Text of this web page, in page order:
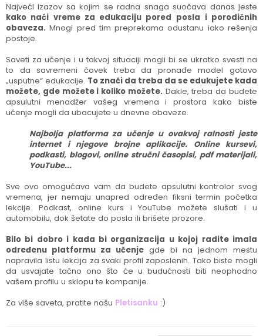
Najveći izazov sa kojim se radna snaga suočava danas jeste
kako naći vreme za edukaciju pored posla i porodičnih
obaveza. Mnogi pred tim preprekama odustanu iako rešenja
postoje.
Saveti za učenje i u takvoj situaciji mogli bi se ukratko svesti na
to da savremeni čovek treba da pronađe model gotovo
„usputne“ edukacije. To znači da treba da se edukujete kada
možete, gde možete i koliko možete. Dakle, treba da budete
apsulutni menadžer vašeg vremena i prostora kako biste
učenje mogli da ubacujete u dnevne obaveze.
Najbolja platforma za učenje u ovakvoj ralnosti jeste
internet i njegove brojne aplikacije. Online kursevi,
podkasti, blogovi, online stručni časopisi, pdf materijali,
YouTube...
Sve ovo omogućava vam da budete apsulutni kontrolor svog
vremena, jer nemaju unapred određen fiksni termin početka
lekcije. Podkast, online kurs i YouTube možete slušati i u
automobilu, dok šetate do posla ili brišete prozore.
Bilo bi dobro i kada bi organizacija u kojoj radite imala
određenu platformu za učenje gde bi na jednom mestu
napravila listu lekcija za svaki profil zaposlenih. Tako biste mogli
da usvajate tačno ono što će u budućnosti biti neophodno
vašem profilu u sklopu te kompanije.
Za više saveta, pratite našu Pletisanku :)